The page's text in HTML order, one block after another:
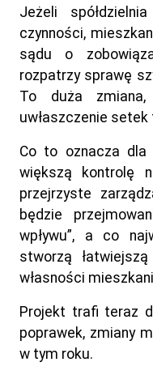
Jeżeli
czynności,
sądu o
rozpatrzy sprawę
To duża
uwłaszczenie
Co to oznacza dla
większą kontrolę
przejrzyste
będzie
wpływu”, a co
stworzą
własności
Projekt trafi teraz
poprawek, zmiany
w tym roku.